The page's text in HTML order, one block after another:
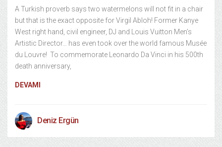
A Turkish proverb says two watermelons will not fit in a chair
but that is the exact opposite for Virgil Abloh! Former Kanye
West right hand, civil engineer, DJ and Louis Vuitton Men’s
Artistic Director… has even took over the world famous Musée
du Louvre! To commemorate Leonardo Da Vinci in his 500th
death anniversary,
DEVAMI
Deniz Ergün